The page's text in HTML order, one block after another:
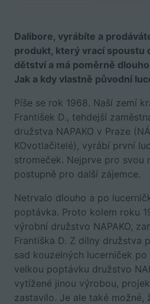
Dalibore, vyrábíte a
produkt, který vrací spoustu
dětství a má poměrně
Jak a kdy vlastně původní
Píše se rok 1968. Naší zemí
František D., tehdejší
družstva NAPAKO v Praze
KOvotlačitelé), vyrábí první
stromeček. Nejprve pro svou
postupně pro další zájemce.
Netrvalo dlouho a po
poptávka. Proto kolem roku
výrobní družstvo NAPAKO,
Františka D. Z dílny družstva
sad kouzelných lucerniček po
velkou poptávku družstvo
vytížené jinou výrobou,
zastavilo. Je ale také